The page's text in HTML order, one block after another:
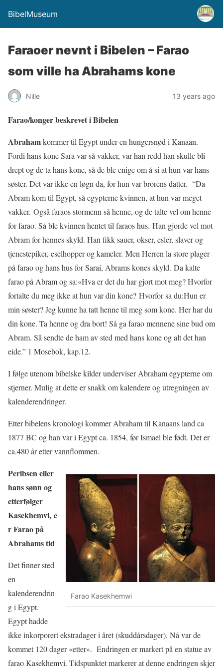
BibelMuseum
Faraoer nevnt i Bibelen – Farao
som ville ha Abrahams kone
Nille 13 years ago
Farao/konger beskrevet i Bibelen
Abrahamkommer til Egypt under en hungersnød i Kanaan.
Fordi hans kone Sara var så vakker, var han redd han skulle bli
drept og de ta hans kone, så de ble enige om å si at hun var hans
søster. Det var ikke en løgn da, for hun var brorens datter. “Da
Abram kom til Egypt, så egypterne kvinnen, at hun var meget
vakker. Også faraos stormenn så henne, og de talte vel om henne
for farao. Så ble kvinnen hentet til faraos hus. Han gjorde vel mot
Abram for hennes skyld. Han fikk sauer, okser, esler, slaver og
tjenestepiker, eselhopper og kameler. Men Herren la store plager
på farao og hans hus for Sarai, Abrams kones skyld. Da kalte
farao på Abram og sa:«Hva er det du har gjort mot meg? Hvorfor
fortalte du meg ikke at hun var din kone? Hvorfor sa du:Hun er
min søster? Jeg kunne ha tatt henne til meg som kone. Her har du
din kone. Ta henne og dra bort! Så ga farao mennene sine bud om
Abram. Så sendte de ham av sted med hans kone og alt det han
eide.” 1 Mosebok, kap.12.
I følge utenom bibelske kilder underviser Abraham egypterne om
stjerner. Mulig at dette er snakk om kalendere og utregningen av
kalenderendringer.
Etter bibelens kronologi kommer Abraham til Kanaans land ca
1877 BC og han var i Egypt ca. 1854, før Ismael ble født. Det er
ca.480 år etter vannflommen.
Farao Kasekhemwi
Peribsen eller
hans sønn og
etterfølger
Kasekhemvi, e
r Farao på
Abrahams tid
Det finner sted
en
kalenderendrin
g i Egypt.
Egypt hadde
ikke inkorporert ekstradager i året (skuddårsdager). Nå var de
kommet 120 dager «etter». Endringen er markert på en statue av
farao Kasekhemvi. Tidspunktet markerer at denne endringen skjer